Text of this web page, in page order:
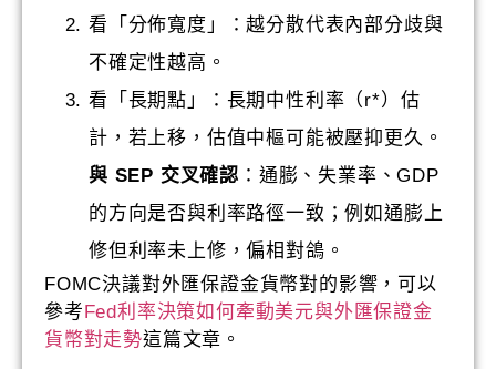
看「分佈寬度」：越分散代表內部分歧與
不確定性越高。
看「長期點」：長期中性利率（r*）估
計，若上移，估值中樞可能被壓抑更久。
與 SEP 交叉確認 ：通膨、失業率、GDP
的方向是否與利率路徑一致；例如通膨上
修但利率未上修，偏相對鴿。
FOMC決議對外匯保證金貨幣對的影響，可以
參考 Fed利率決策如何牽動美元與外匯保證金
貨幣對走勢這篇文章。